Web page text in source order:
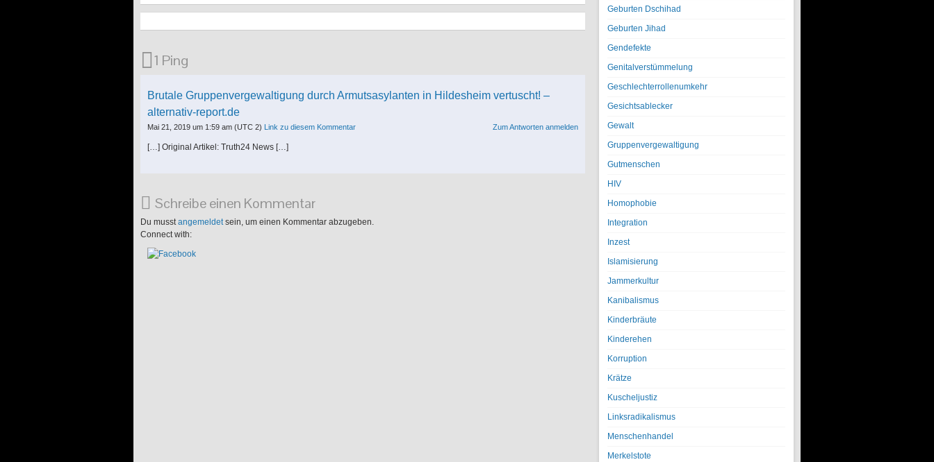
1 Ping
Brutale Gruppenvergewaltigung durch Armutsasylanten in Hildesheim vertuscht! –
alternativ-report.de
Mai 21, 2019 um 1:59 am (UTC 2) Link zu diesem Kommentar Zum Antworten anmelden
[…] Original Artikel: Truth24 News […]
Schreibe einen Kommentar
Du musstangemeldetsein, um einen Kommentar abzugeben.
Connect with:
Geburten Dschihad
Geburten Jihad
Gendefekte
Genitalverstümmelung
Geschlechterrollenumkehr
Gesichtsablecker
Gewalt
Gruppenvergewaltigung
Gutmenschen
HIV
Homophobie
Integration
Inzest
Islamisierung
Jammerkultur
Kanibalismus
Kinderbräute
Kinderehen
Korruption
Krätze
Kuscheljustiz
Linksradikalismus
Menschenhandel
Merkelstote